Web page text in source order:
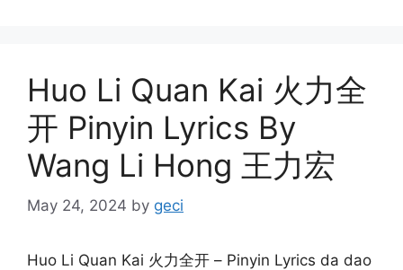
Huo Li Quan Kai 火力全
开 Pinyin Lyrics By
Wang Li Hong 王力宏
May 24, 2024 by geci
Huo Li Quan Kai 火力全开 – Pinyin Lyrics da dao